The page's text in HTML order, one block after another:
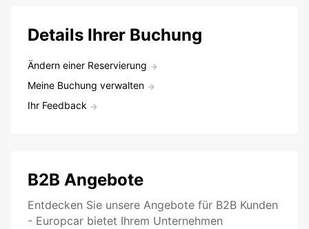
Details Ihrer Buchung
Ändern einer Reservierung
Meine Buchung verwalten
Ihr Feedback
B2B Angebote
Entdecken Sie unsere Angebote für B2B Kunden
- Europcar bietet Ihrem Unternehmen